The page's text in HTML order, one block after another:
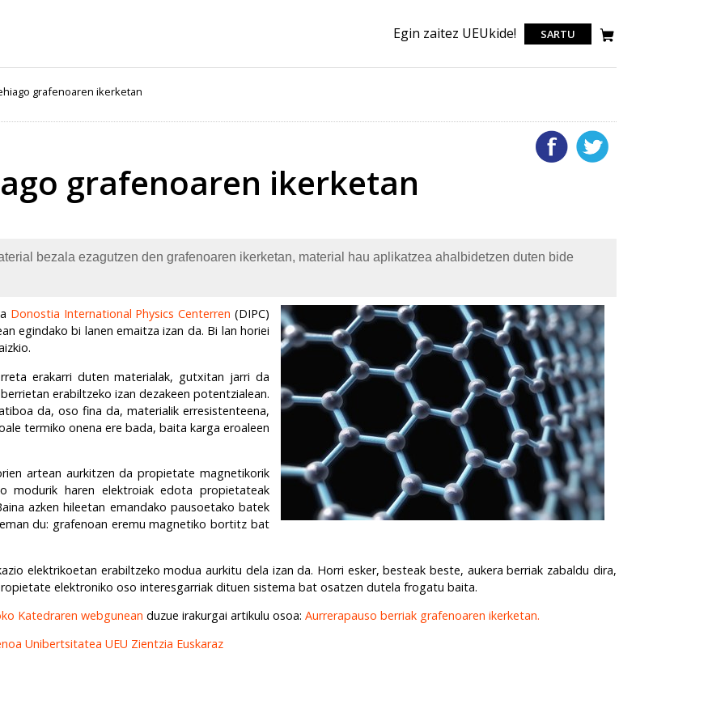
Egin zaitez UEUkide! SARTU
grafenoaren ikerketan
grafenoaren ikerketan
bezala ezagutzen den grafenoaren ikerketan, material hau aplikatzea ahalbidetzen duten bide
Donostia International Physics Centerren (DIPC)
egindako bi lanen emaitza izan da. Bi lan horiei
erakarri duten materialak, gutxitan jarri da
erabiltzeko izan dezakeen potentzialean.
da, oso fina da, materialik erresistenteena,
termiko onena ere bada, baita karga eroaleen
artean aurkitzen da propietate magnetikorik
haren elektroiak edota propietateak
azken hileetan emandako pausoetako batek
du: grafenoan eremu magnetiko bortitz bat
elektrikoetan erabiltzeko modua aurkitu dela izan da. Horri esker, besteak beste, aukera berriak zabaldu dira,
elektroniko oso interesgarriak dituen sistema bat osatzen dutela frogatu baita.
Katedraren webgunean duzue irakurgai artikulu osoa: Aurrerapauso berriak grafenoaren ikerketan.
UnibertsitateaUEU Zientzia Euskaraz